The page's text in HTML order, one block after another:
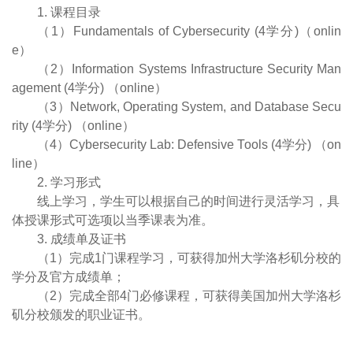
1. 课程目录
（1）Fundamentals of Cybersecurity (4学分)（onlin
e）
（2）Information Systems Infrastructure Security Man
agement (4学分) （online）
（3）Network, Operating System, and Database Secu
rity (4学分) （online）
（4）Cybersecurity Lab: Defensive Tools (4学分) （on
line）
2. 学习形式
线上学习，学生可以根据自己的时间进行灵活学习，具
体授课形式可选项以当季课表为准。
3. 成绩单及证书
（1）完成1门课程学习，可获得加州大学洛杉矶分校的
学分及官方成绩单；
（2）完成全部4门必修课程，可获得美国加州大学洛杉
矶分校颁发的职业证书。